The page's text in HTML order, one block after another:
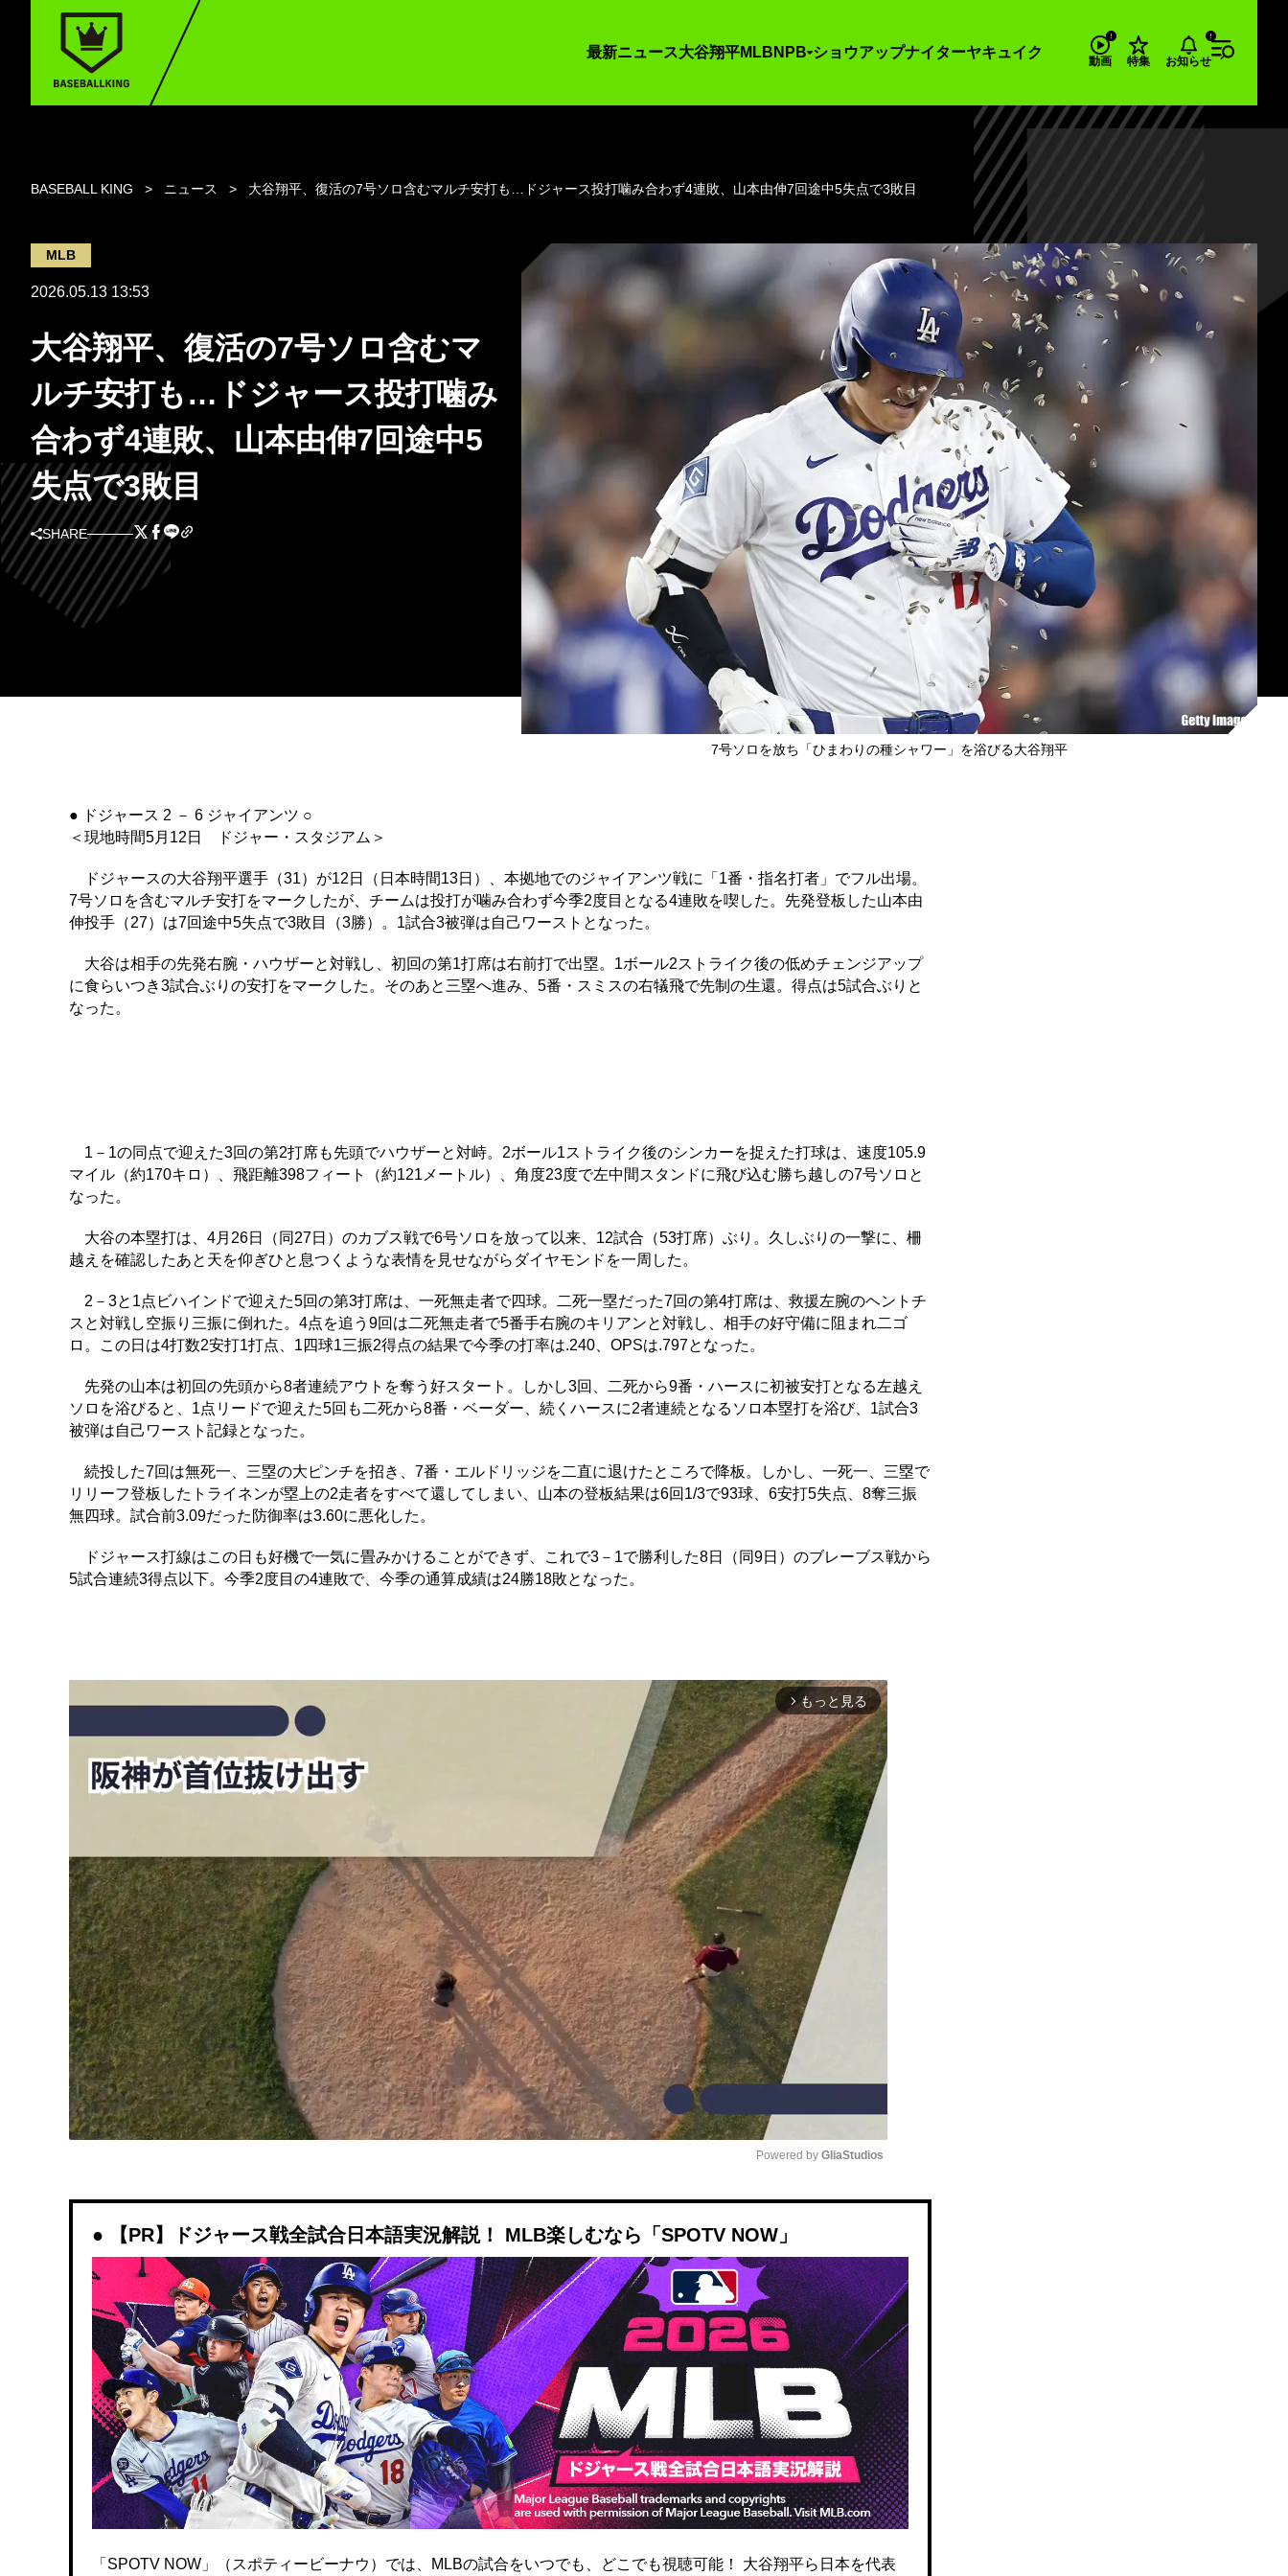
最新ニュース大谷翔平MLB NPB ショウアップナイターヤキュイク
動画 特集 お知らせ
BASEBALL KING ニュース 大谷翔平、復活の7号ソロ含むマルチ安打も…ドジャース投打噛み合わず4連敗、山本由伸7回途中5失点で3敗目
MLB
2026.05.13 13:53
大谷翔平、復活の7号ソロ含むマ
ルチ安打も…ドジャース投打噛み
合わず4連敗、山本由伸7回途中5
失点で3敗目
SHARE
7号ソロを放ち「ひまわりの種シャワー」を浴びる大谷翔平
● ドジャース 2 － 6 ジャイアンツ ○
＜現地時間5月12日 ドジャー・スタジアム＞
ドジャースの大谷翔平選手（31）が12日（日本時間13日）、本拠地でのジャイアンツ戦に「1番・指名打者」でフル出場。
7号ソロを含むマルチ安打をマークしたが、チームは投打が噛み合わず今季2度目となる4連敗を喫した。先発登板した山本由
伸投手（27）は7回途中5失点で3敗目（3勝）。1試合3被弾は自己ワーストとなった。
大谷は相手の先発右腕・ハウザーと対戦し、初回の第1打席は右前打で出塁。1ボール2ストライク後の低めチェンジアップ
に食らいつき3試合ぶりの安打をマークした。そのあと三塁へ進み、5番・スミスの右犠飛で先制の生還。得点は5試合ぶりと
なった。
1－1の同点で迎えた3回の第2打席も先頭でハウザーと対峙。2ボール1ストライク後のシンカーを捉えた打球は、速度105.9
マイル（約170キロ）、飛距離398フィート（約121メートル）、角度23度で左中間スタンドに飛び込む勝ち越しの7号ソロと
なった。
大谷の本塁打は、4月26日（同27日）のカブス戦で6号ソロを放って以来、12試合（53打席）ぶり。久しぶりの一撃に、柵
越えを確認したあと天を仰ぎひと息つくような表情を見せながらダイヤモンドを一周した。
2－3と1点ビハインドで迎えた5回の第3打席は、一死無走者で四球。二死一塁だった7回の第4打席は、救援左腕のヘントチ
スと対戦し空振り三振に倒れた。4点を追う9回は二死無走者で5番手右腕のキリアンと対戦し、相手の好守備に阻まれ二ゴ
ロ。この日は4打数2安打1打点、1四球1三振2得点の結果で今季の打率は.240、OPSは.797となった。
先発の山本は初回の先頭から8者連続アウトを奪う好スタート。しかし3回、二死から9番・ハースに初被安打となる左越え
ソロを浴びると、1点リードで迎えた5回も二死から8番・ベーダー、続くハースに2者連続となるソロ本塁打を浴び、1試合3
被弾は自己ワースト記録となった。
続投した7回は無死一、三塁の大ピンチを招き、7番・エルドリッジを二直に退けたところで降板。しかし、一死一、三塁で
リリーフ登板したトライネンが塁上の2走者をすべて還してしまい、山本の登板結果は6回1/3で93球、6安打5失点、8奪三振
無四球。試合前3.09だった防御率は3.60に悪化した。
ドジャース打線はこの日も好機で一気に畳みかけることができず、これで3－1で勝利した8日（同9日）のブレーブス戦から
5試合連続3得点以下。今季2度目の4連敗で、今季の通算成績は24勝18敗となった。
arrow_forward_ios もっと見る
Powered by GliaStudios
【PR】ドジャース戦全試合日本語実況解説！ MLB楽しむなら「SPOTV NOW」
「SPOTV NOW」（スポティービーナウ）では、MLBの試合をいつでも、どこでも視聴可能！ 大谷翔平ら日本を代表